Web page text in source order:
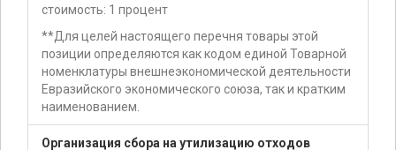
стоимость: 1 процент
**Для целей настоящего перечня товары этой
позиции определяются как кодом единой Товарной
номенклатуры внешнеэкономической деятельности
Евразийского экономического союза, так и кратким
наименованием.
Организация сбора на утилизацию отходов